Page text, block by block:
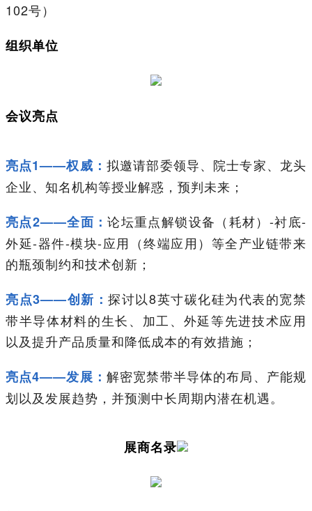
102号）
组织单位
会议亮点
亮点1——权威： 拟邀请部委领导、院士专家、龙头
企业、知名机构等授业解惑，预判未来；
亮点2——全面：论坛重点解锁设备（耗材）-衬底-
外延-器件-模块-应用（终端应用）等全产业链带来
的瓶颈制约和技术创新；
亮点3——创新：探讨以8英寸碳化硅为代表的宽禁
带半导体材料的生长、加工、外延等先进技术应用
以及提升产品质量和降低成本的有效措施；
亮点4——发展： 解密宽禁带半导体的布局、产能规
划以及发展趋势，并预测中长周期内潜在机遇。
展商名录